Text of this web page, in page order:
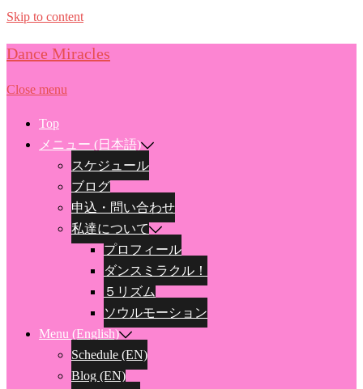
Skip to content
Dance Miracles
Close menu
Top
メニュー (日本語)
スケジュール
ブログ
申込・問い合わせ
私達について
プロフィール
ダンスミラクル！
５リズム
ソウルモーション
Menu (English)
Schedule (EN)
Blog (EN)